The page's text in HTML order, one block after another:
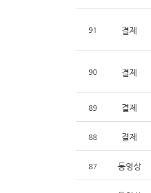
91 결제
90 결제
89 결제
88 결제
87 동영상